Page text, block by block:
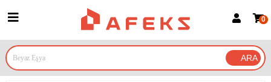
Google İle Bağlan
0